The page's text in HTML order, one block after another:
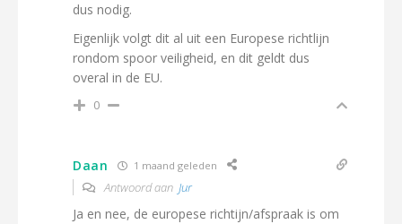
dus nodig.
Eigenlijk volgt dit al uit een Europese richtlijn
rondom spoor veiligheid, en dit geldt dus
overal in de EU.
0
Daan 1 maand geleden
Antwoord aan Jur
Ja en nee, de europese richtijn/afspraak is om